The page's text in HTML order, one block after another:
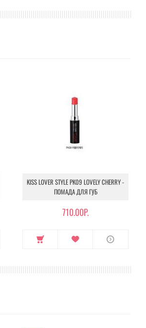
KISS LOVER STYLE PK09 LOVELY CHERRY -
ПОМАДА ДЛЯ ГУБ
710.00Р.